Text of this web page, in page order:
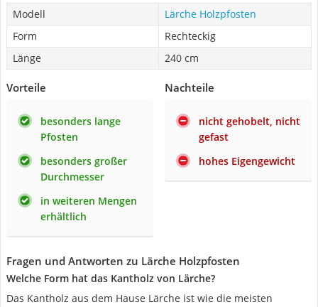
Modell
Lärche Holzpfosten
Form
Rechteckig
Länge
240 cm
Vorteile
besonders lange
Pfosten
besonders großer
Durchmesser
in weiteren Mengen
erhältlich
Nachteile
nicht gehobelt, nicht
gefast
hohes Eigengewicht
Fragen und Antworten zu Lärche Holzpfosten
Welche Form hat das Kantholz von Lärche?
Das Kantholz aus dem Hause Lärche ist wie die meisten